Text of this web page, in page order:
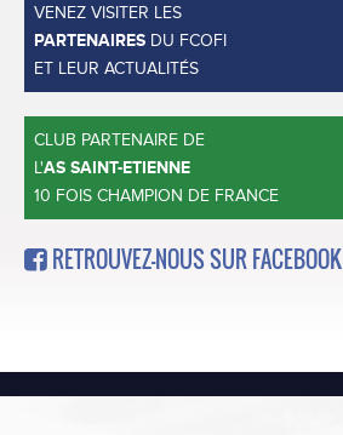
VENEZ VISITER LES
PARTENAIRES DU FCOFI
ET LEUR ACTUALITÉS
CLUB PARTENAIRE DE
L'AS SAINT-ETIENNE
10 FOIS CHAMPION DE FRANCE
RETROUVEZ-NOUS SUR FACEBOOK